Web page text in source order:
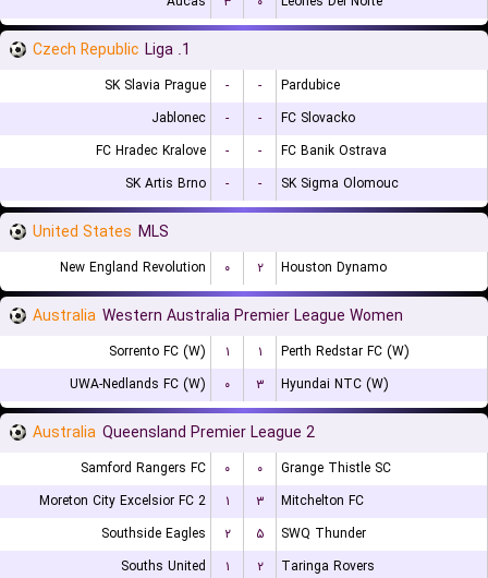
Czech Republic 1. Liga
SK Slavia Prague - -
Pardubice
Jablonec
- -
FC Slovacko
FC Hradec Kralove
- -
FC Banik Ostrava
SK Artis Brno
- - SK Sigma Olomouc
United States MLS
New England Revolution ۰ ۲ Houston Dynamo
Australia Western Australia Premier League Women
Sorrento FC (W) ۱ ۱
Perth Redstar FC (W)
UWA-Nedlands FC (W)
۰ ۳ Hyundai NTC (W)
Australia Queensland Premier League 2
Samford Rangers FC ۰ ۰
Grange Thistle SC
Moreton City Excelsior FC 2
۱ ۳
Mitchelton FC
Southside Eagles
۲ ۵
SWQ Thunder
Souths United
۱ ۲
Taringa Rovers